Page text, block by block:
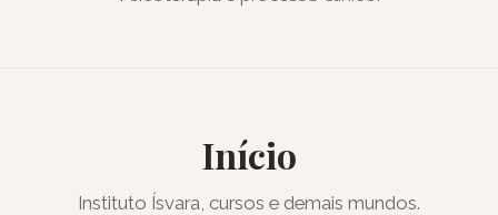
Início
Instituto Ísvara, cursos e demais mundos.